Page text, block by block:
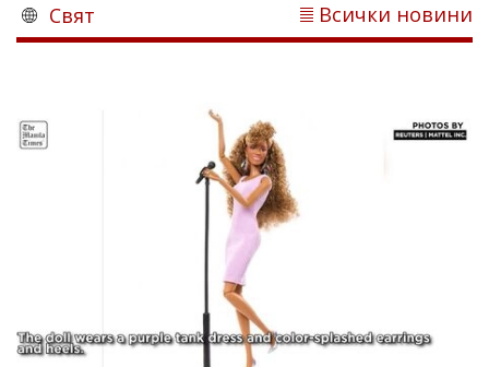
Свят Всички новини